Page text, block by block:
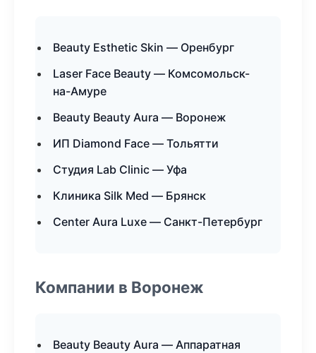
Beauty Esthetic Skin — Оренбург
Laser Face Beauty — Комсомольск-
на-Амуре
Beauty Beauty Aura — Воронеж
ИП Diamond Face — Тольятти
Студия Lab Clinic — Уфа
Клиника Silk Med — Брянск
Center Aura Luxe — Санкт-Петербург
Компании в Воронеж
Beauty Beauty Aura — Аппаратная